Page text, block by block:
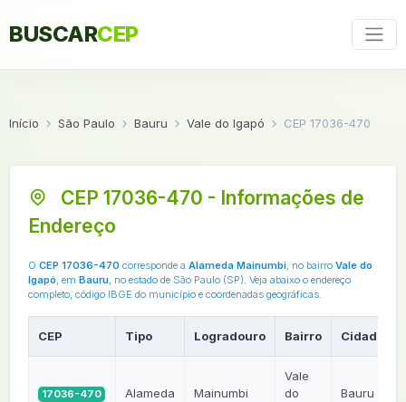
BUSCARCEP
Início São Paulo Bauru Vale do Igapó CEP 17036-470
CEP 17036-470 - Informações de
Endereço
O CEP 17036-470 corresponde a Alameda Mainumbi, no bairro Vale do
Igapó, em Bauru, no estado de São Paulo (SP). Veja abaixo o endereço
completo, código IBGE do município e coordenadas geográficas.
CEP Tipo Logradouro Bairro Cidade
17036-470 Alameda Mainumbi
Vale
do
Bauru